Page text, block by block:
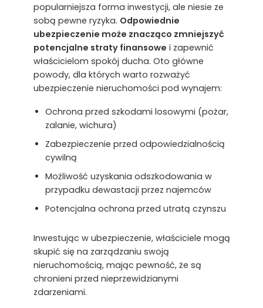
popularniejsza forma inwestycji, ale niesie ze
sobą pewne ryzyka. Odpowiednie
ubezpieczenie może znacząco zmniejszyć
potencjalne straty finansowe i zapewnić
właścicielom spokój ducha. Oto główne
powody, dla których warto rozważyć
ubezpieczenie nieruchomości pod wynajem:
Ochrona przed szkodami losowymi (pożar,
zalanie, wichura)
Zabezpieczenie przed odpowiedzialnością
cywilną
Możliwość uzyskania odszkodowania w
przypadku dewastacji przez najemców
Potencjalna ochrona przed utratą czynszu
Inwestując w ubezpieczenie, właściciele mogą
skupić się na zarządzaniu swoją
nieruchomością, mając pewność, że są
chronieni przed nieprzewidzianymi
zdarzeniami.